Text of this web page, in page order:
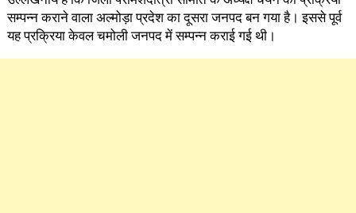
सम्पन्न कराने वाला अल्मोड़ा प्रदेश का दूसरा जनपद बन गया है। इससे पूर्व
यह प्रक्रिया केवल चमोली जनपद में सम्पन्न कराई गई थी।